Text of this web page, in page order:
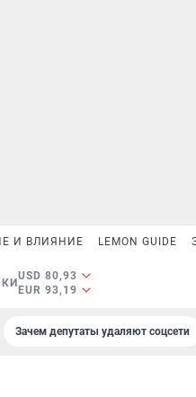
И ВЛИЯНИЕ LEMON GUIDE
USD 80,93
EUR 93,19
Зачем депутаты удаляют соцсети